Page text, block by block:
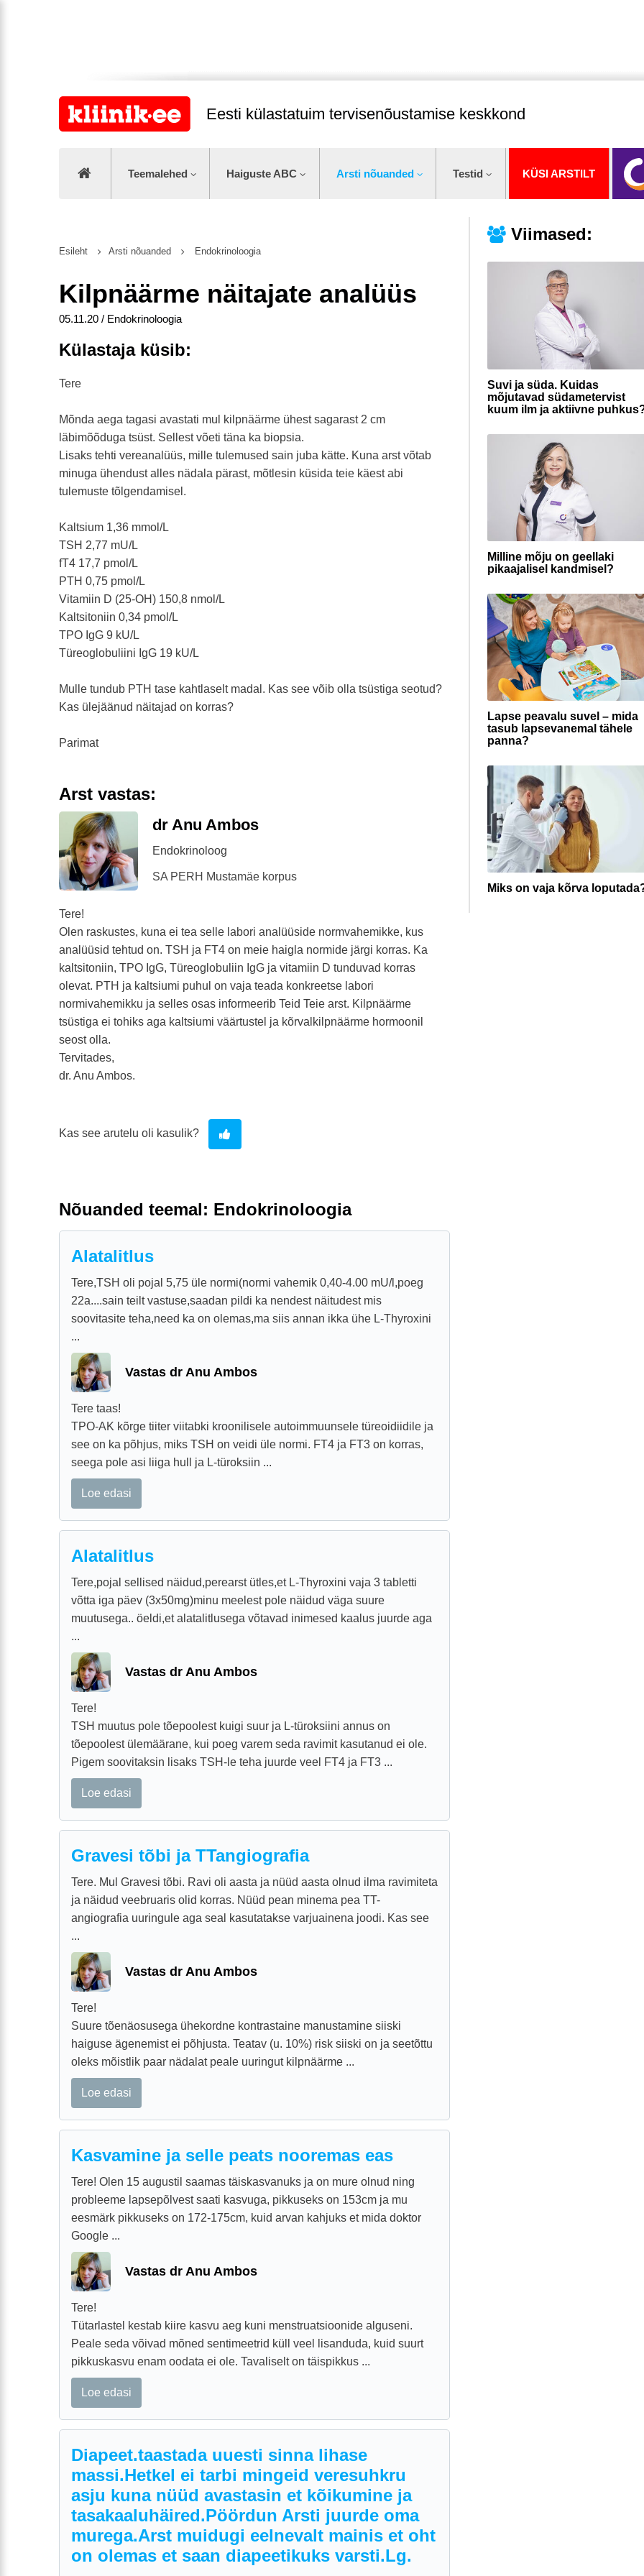
Eesti külastatuim tervisenõustamise keskkond
Teemalehed Haiguste ABC Arsti nõuanded Testid KÜSI ARSTILT
Viimased:
Suvi ja süda. Kuidas
mõjutavad südametervist
kuum ilm ja aktiivne
Milline mõju on geellaki
pikaajalisel kandmisel?
Lapse peavalu suvel – mida
tasub lapsevanemal tähele
panna?
Miks on vaja kõrva
Esileht Arsti nõuanded Endokrinoloogia
Kilpnäärme näitajate analüüs
05.11.20 / Endokrinoloogia
Külastaja küsib:
Tere
Mõnda aega tagasi avastati mul kilpnäärme ühest sagarast 2 cm
läbimõõduga tsüst. Sellest võeti täna ka biopsia.
Lisaks tehti vereanalüüs, mille tulemused sain juba kätte. Kuna arst võtab
minuga ühendust alles nädala pärast, mõtlesin küsida teie käest abi
tulemuste tõlgendamisel.
Kaltsium 1,36 mmol/L
TSH 2,77 mU/L
fT4 17,7 pmol/L
PTH 0,75 pmol/L
Vitamiin D (25-OH) 150,8 nmol/L
Kaltsitoniin 0,34 pmol/L
TPO IgG 9 kU/L
Türeoglobuliini IgG 19 kU/L
Mulle tundub PTH tase kahtlaselt madal. Kas see võib olla tsüstiga seotud?
Kas ülejäänud näitajad on korras?
Parimat
Arst vastas:
dr Anu Ambos
Endokrinoloog
SA PERH Mustamäe korpus
Tere!
Olen raskustes, kuna ei tea selle labori analüüside normvahemikke, kus
analüüsid tehtud on. TSH ja FT4 on meie haigla normide järgi korras. Ka
kaltsitoniin, TPO IgG, Türeoglobuliin IgG ja vitamiin D tunduvad korras
olevat. PTH ja kaltsiumi puhul on vaja teada konkreetse labori
normivahemikku ja selles osas informeerib Teid Teie arst. Kilpnäärme
tsüstiga ei tohiks aga kaltsiumi väärtustel ja kõrvalkilpnäärme hormoonil
seost olla.
Tervitades,
dr. Anu Ambos.
Kas see arutelu oli kasulik?
Nõuanded teemal: Endokrinoloogia
Alatalitlus
Tere,TSH oli pojal 5,75 üle normi(normi vahemik 0,40-4.00 mU/l,poeg
22a....sain teilt vastuse,saadan pildi ka nendest näitudest mis
soovitasite teha,need ka on olemas,ma siis annan ikka ühe L-Thyroxini
...
Vastas dr Anu Ambos
Tere taas!
TPO-AK kõrge tiiter viitabki kroonilisele autoimmuunsele türeoidiidile ja
see on ka põhjus, miks TSH on veidi üle normi. FT4 ja FT3 on korras,
seega pole asi liiga hull ja L-türoksiin ...
Loe edasi
Alatalitlus
Tere,pojal sellised näidud,perearst ütles,et L-Thyroxini vaja 3 tabletti
võtta iga päev (3x50mg)minu meelest pole näidud väga suure
muutusega.. öeldi,et alatalitlusega võtavad inimesed kaalus juurde aga
...
Vastas dr Anu Ambos
Tere!
TSH muutus pole tõepoolest kuigi suur ja L-türoksiini annus on
tõepoolest ülemäärane, kui poeg varem seda ravimit kasutanud ei ole.
Pigem soovitaksin lisaks TSH-le teha juurde veel FT4 ja FT3 ...
Loe edasi
Gravesi tõbi ja TTangiografia
Tere. Mul Gravesi tõbi. Ravi oli aasta ja nüüd aasta olnud ilma ravimiteta
ja näidud veebruaris olid korras. Nüüd pean minema pea TT-
angiografia uuringule aga seal kasutatakse varjuainena joodi. Kas see
...
Vastas dr Anu Ambos
Tere!
Suure tõenäosusega ühekordne kontrastaine manustamine siiski
haiguse ägenemist ei põhjusta. Teatav (u. 10%) risk siiski on ja seetõttu
oleks mõistlik paar nädalat peale uuringut kilpnäärme ...
Loe edasi
Kasvamine ja selle peats nooremas eas
Tere! Olen 15 augustil saamas täiskasvanuks ja on mure olnud ning
probleeme lapsepõlvest saati kasvuga, pikkuseks on 153cm ja mu
eesmärk pikkuseks on 172-175cm, kuid arvan kahjuks et mida doktor
Google ...
Vastas dr Anu Ambos
Tere!
Tütarlastel kestab kiire kasvu aeg kuni menstruatsioonide alguseni.
Peale seda võivad mõned sentimeetrid küll veel lisanduda, kuid suurt
pikkuskasvu enam oodata ei ole. Tavaliselt on täispikkus ...
Loe edasi
Diapeet.taastada uuesti sinna lihase
massi.Hetkel ei tarbi mingeid veresuhkru
asju kuna nüüd avastasin et kõikumine ja
tasakaaluhäired.Pöördun Arsti juurde oma
murega.Arst muidugi eelnevalt mainis et oht
on olemas et saan diapeetikuks varsti.Lg.